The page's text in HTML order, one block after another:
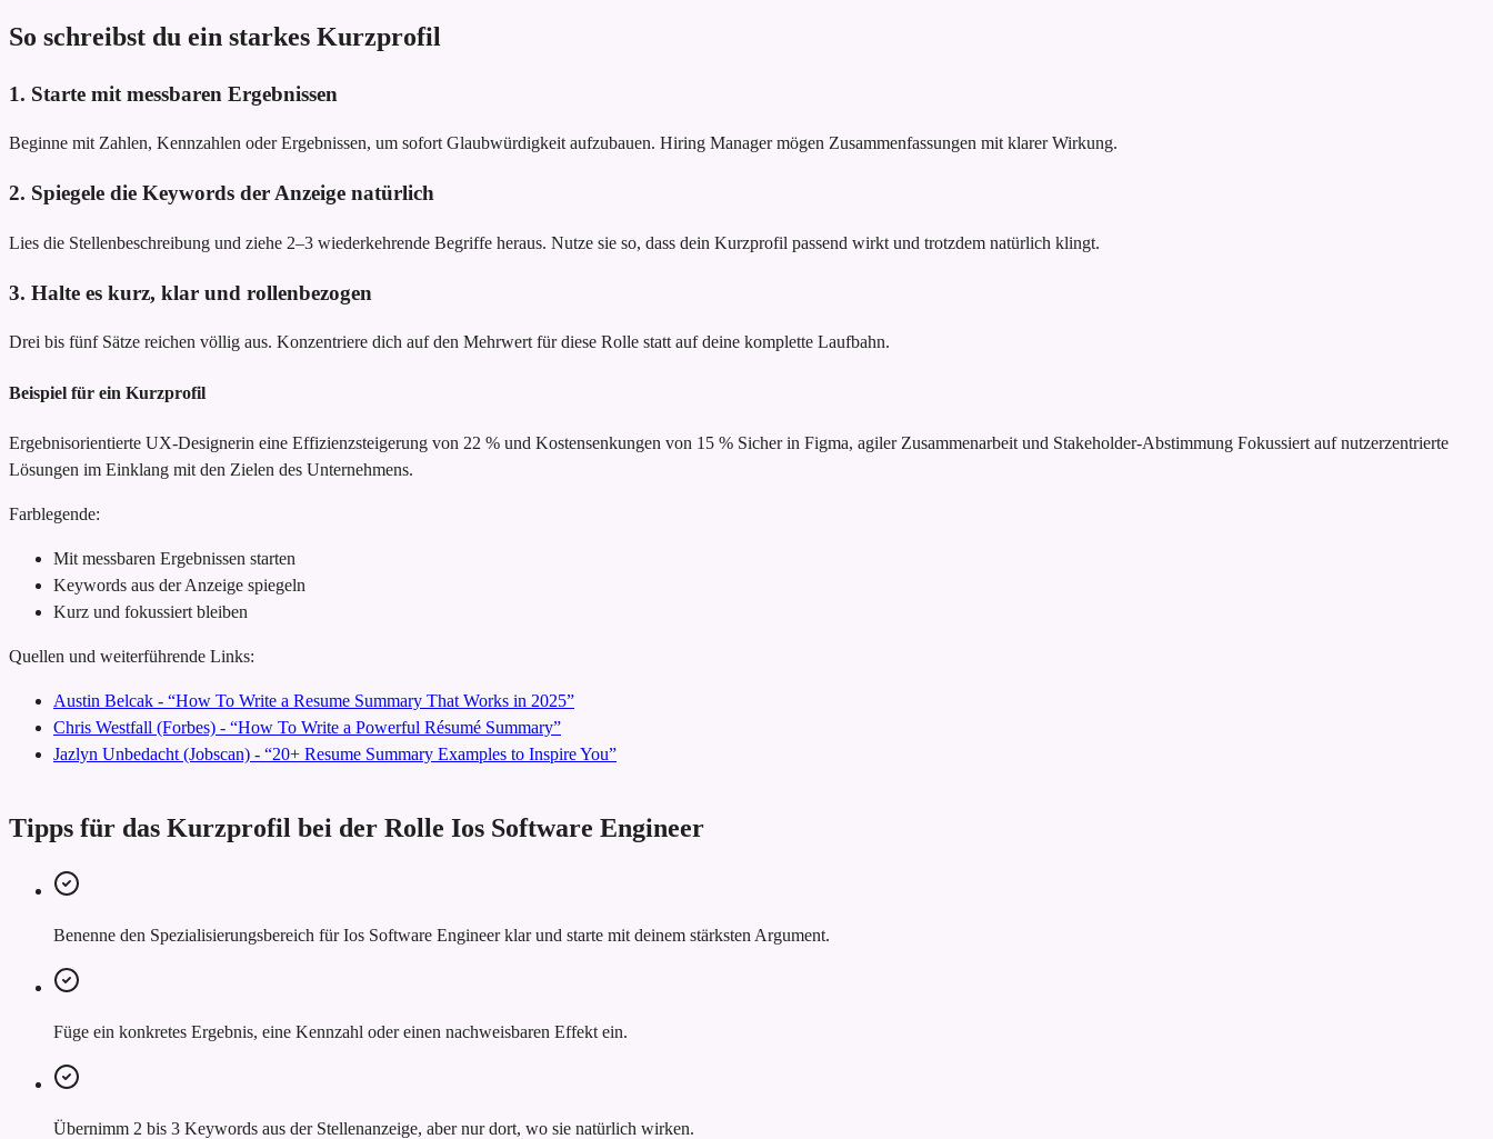
So schreibst du ein starkes Kurzprofil
1. Starte mit messbaren Ergebnissen
Beginne mit Zahlen, Kennzahlen oder Ergebnissen, um sofort Glaubwürdigkeit aufzubauen. Hiring Manager mögen Zusammenfassungen mit klarer Wirkung.
2. Spiegele die Keywords der Anzeige natürlich
Lies die Stellenbeschreibung und ziehe 2–3 wiederkehrende Begriffe heraus. Nutze sie so, dass dein Kurzprofil passend wirkt und trotzdem natürlich klingt.
3. Halte es kurz, klar und rollenbezogen
Drei bis fünf Sätze reichen völlig aus. Konzentriere dich auf den Mehrwert für diese Rolle statt auf deine komplette Laufbahn.
Beispiel für ein Kurzprofil
Ergebnisorientierte UX-Designerin eine Effizienzsteigerung von 22 % und Kostensenkungen von 15 % Sicher in Figma, agiler Zusammenarbeit und Stakeholder-Abstimmung Fokussiert auf nutzerzentrierte
Lösungen im Einklang mit den Zielen des Unternehmens.
Farblegende:
Mit messbaren Ergebnissen starten
Keywords aus der Anzeige spiegeln
Kurz und fokussiert bleiben
Quellen und weiterführende Links:
Austin Belcak - “How To Write a Resume Summary That Works in 2025”
Chris Westfall (Forbes) - “How To Write a Powerful Résumé Summary”
Jazlyn Unbedacht (Jobscan) - “20+ Resume Summary Examples to Inspire You”
Tipps für das Kurzprofil bei der Rolle Ios Software Engineer
Benenne den Spezialisierungsbereich für Ios Software Engineer klar und starte mit deinem stärksten Argument.
Füge ein konkretes Ergebnis, eine Kennzahl oder einen nachweisbaren Effekt ein.
Übernimm 2 bis 3 Keywords aus der Stellenanzeige, aber nur dort, wo sie natürlich wirken.